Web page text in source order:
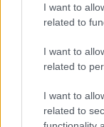
I want to
related to
I want to
related to
I want to
related to
többek között
kampány
választóhoz
szerinte még
hangsúlyozta,